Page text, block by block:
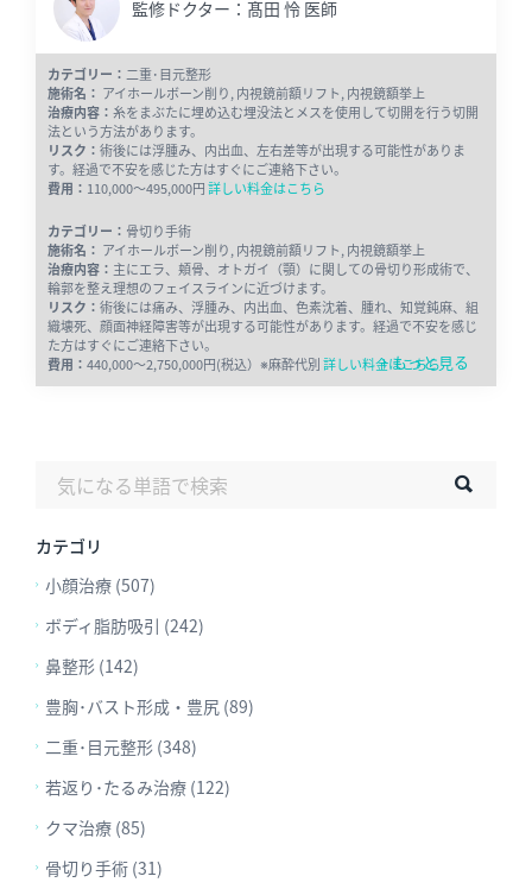
監修ドクター：髙田 怜 医師
カテゴリー： 二重･目元整形
施術名： アイホールボーン削り, 内視鏡前額リフト, 内視鏡額挙上
治療内容： 糸をまぶたに埋め込む埋没法とメスを使用して切開を行う切開
法という方法があります。
リスク： 術後には浮腫み、内出血、左右差等が出現する可能性がありま
す。経過で不安を感じた方はすぐにご連絡下さい。
費用： 110,000～495,000円詳しい料金はこちら
カテゴリー： 骨切り手術
施術名： アイホールボーン削り, 内視鏡前額リフト, 内視鏡額挙上
治療内容： 主にエラ、頬骨、オトガイ（顎）に関しての骨切り形成術で、
輪郭を整え理想のフェイスラインに近づけます。
リスク： 術後には痛み、浮腫み、内出血、色素沈着、腫れ、知覚鈍麻、組
織壊死、顔面神経障害等が出現する可能性があります。経過で不安を感じ
た方はすぐにご連絡下さい。
費用： 440,000〜2,750,000円(税込）※麻酔代別詳しい料金はこちら
+ もっと見る
カテゴリ
小顔治療 (507)
ボディ脂肪吸引 (242)
鼻整形 (142)
豊胸･バスト形成・豊尻 (89)
二重･目元整形 (348)
若返り･たるみ治療 (122)
クマ治療 (85)
骨切り手術 (31)